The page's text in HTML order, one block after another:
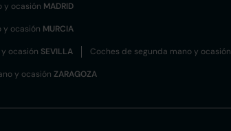
y ocasión MADRID
y ocasión MURCIA
ocasión SEVILLA Coches de segunda mano y ocasión
y ocasión ZARAGOZA